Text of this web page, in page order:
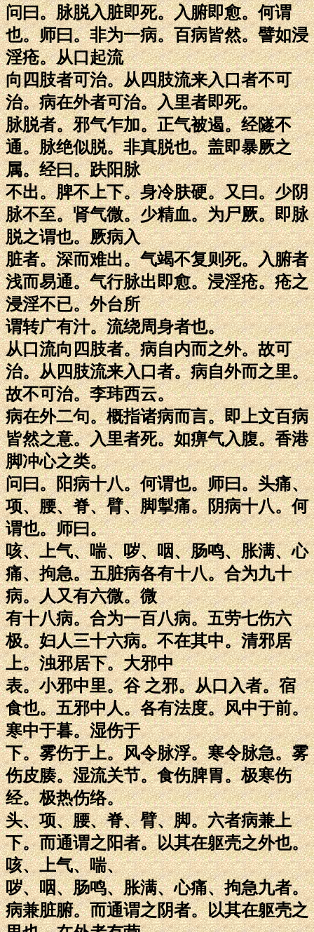
问曰。脉脱入脏即死。入腑即愈。何谓
也。师曰。非为一病。百病皆然。譬如浸
淫疮。从口起流
向四肢者可治。从四肢流来入口者不可
治。病在外者可治。入里者即死。
脉脱者。邪气乍加。正气被遏。经隧不
通。脉绝似脱。非真脱也。盖即暴厥之
属。经曰。趺阳脉
不出。脾不上下。身冷肤硬。又曰。少阴
脉不至。肾气微。少精血。为尸厥。即脉
脱之谓也。厥病入
脏者。深而难出。气竭不复则死。入腑者
浅而易通。气行脉出即愈。浸淫疮。疮之
浸淫不已。外台所
谓转广有汁。流绕周身者也。
从口流向四肢者。病自内而之外。故可
治。从四肢流来入口者。病自外而之里。
故不可治。李玮西云。
病在外二句。概指诸病而言。即上文百病
皆然之意。入里者死。如痹气入腹。香港
脚冲心之类。
问曰。阳病十八。何谓也。师曰。头痛、
项、腰、脊、臂、脚掣痛。阴病十八。何
谓也。师曰。
咳、上气、喘、哕、咽、肠鸣、胀满、心
痛、拘急。五脏病各有十八。合为九十
病。人又有六微。微
有十八病。合为一百八病。五劳七伤六
极。妇人三十六病。不在其中。清邪居
上。浊邪居下。大邪中
表。小邪中里。谷 之邪。从口入者。宿
食也。五邪中人。各有法度。风中于前。
寒中于暮。湿伤于
下。雾伤于上。风令脉浮。寒令脉急。雾
伤皮腠。湿流关节。食伤脾胃。极寒伤
经。极热伤络。
头、项、腰、脊、臂、脚。六者病兼上
下。而通谓之阳者。以其在躯壳之外也。
咳、上气、喘、
哕、咽、肠鸣、胀满、心痛、拘急九者。
病兼脏腑。而通谓之阴者。以其在躯壳之